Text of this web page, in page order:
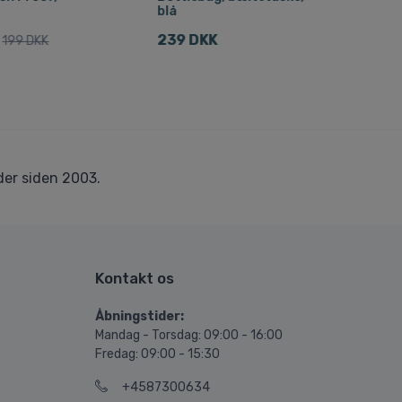
199 DKK
blå
239 DKK
siden 2003.
Kontakt os
Åbningstider:
Mandag - Torsdag: 09:00 - 16:00
Fredag: 09:00 - 15:30
+4587300634